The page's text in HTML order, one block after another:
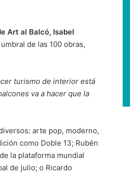
Art al Balcó, Isabel
de las 100 obras,
turismo de interior está
va a hacer que la
arte pop, moderno,
como Doble 13; Rubén
la plataforma mundial
de julio; o Ricardo